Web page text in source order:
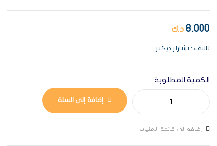
8,000 د.ك
تاليف : تشارلز ديكنز
الكمية المطلوبة
إضافة إلى السلة
إضافة الى قائمة الامنيات